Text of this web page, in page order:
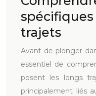
trajets
Avant de plonger
essentiel de
posent les longs
principalement liés